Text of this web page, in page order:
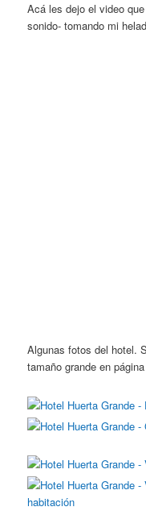
Acá les dejo el video
sonido- tomando mi
Algunas fotos del hotel.
tamaño grande en